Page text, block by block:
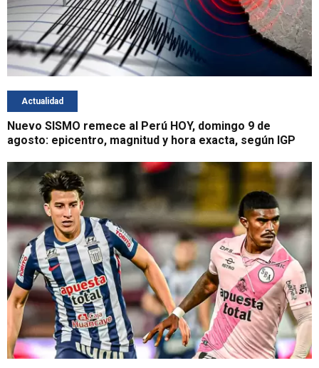
Actualidad
Nuevo SISMO remece al Perú HOY, domingo 9 de
agosto: epicentro, magnitud y hora exacta, según IGP